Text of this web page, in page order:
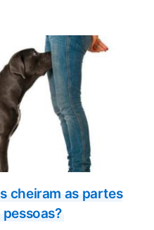
cheiram as partes